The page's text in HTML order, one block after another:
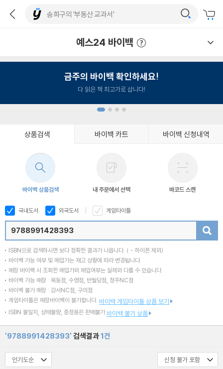
예스24 바이백
금주의 바이백 확인하세요!
다 읽은 책 최고가로 삽니다!
상품검색 바이백 카트 바이백 신청내역
바이백 상품검색 내 주문에서 선택 바코드 스캔
국내도서 외국도서 게임타이틀
ISBN으로 검색하시면 보다 정확한 결과가 나옵니다. ( - 하이픈 제외)
바이백 가능 여부 및 매입가는 재고 상황에 따라 변경됩니다.
매장 바이백 시 조회한 매입가와 매입여부는 실제와 다를 수 있습니다.
바이백 가능 매장 : 목동점, 수영점, 반월당점, 청주NC점
바이백 불가 매장 : 강서NC점, 구의점
게임타이틀은 매장바이백이 불가합니다. 바이백 게임타이틀 상품 보기
ISBN 불일치, 상태불량, 증정용은 판매불가 바이백 불가 상품
'9788991428393' 검색결과1건